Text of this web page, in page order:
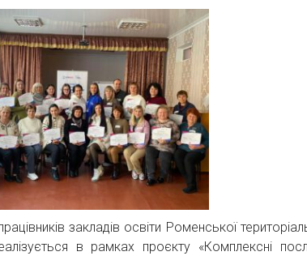
закладів освіти Роменської
в рамках проєкту «Комплексні